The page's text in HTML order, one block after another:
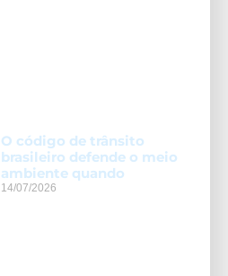
O código de trânsito
brasileiro defende o meio
ambiente quando
14/07/2026